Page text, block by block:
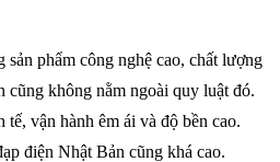
phẩm công nghệ cao, chất lượng
cũng không nằm ngoài quy luật đó.
vận hành êm ái và độ bền cao.
điện Nhật Bản cũng khá cao.